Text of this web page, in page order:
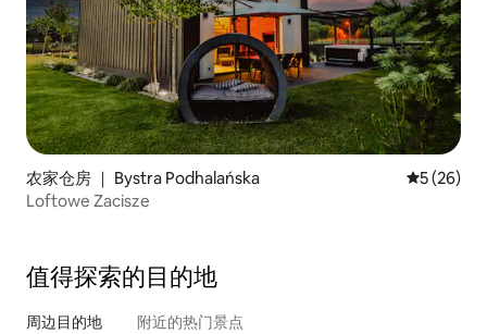
农家仓房 ｜ Bystra Podhalańska 平均评分
5 (26)
Loftowe Zacisze
值得探索的目的地
周边目的地 附近的热门景点